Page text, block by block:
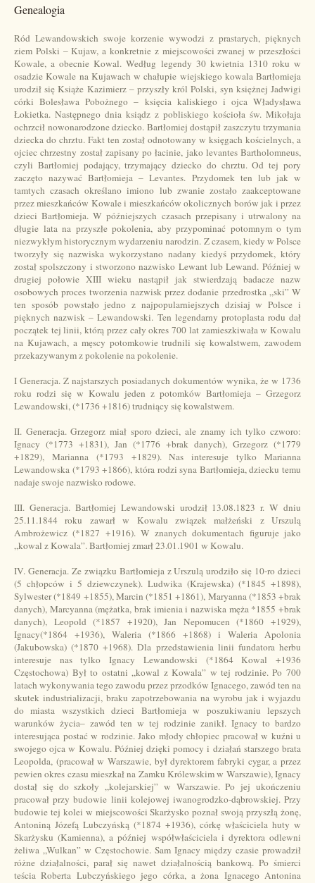
Genealogia
Ród Lewandowskich swoje korzenie wywodzi z prastarych, pięknych
ziem Polski – Kujaw, a konkretnie z miejscowości zwanej w przeszłości
Kowale, a obecnie Kowal. Według legendy 30 kwietnia 1310 roku w
osadzie Kowale na Kujawach w chałupie wiejskiego kowala Bartłomieja
urodził się Książe Kazimierz – przyszły król Polski, syn księżnej Jadwigi
córki Bolesława Pobożnego – księcia kaliskiego i ojca Władysława
Łokietka. Następnego dnia ksiądz z pobliskiego kościoła św. Mikołaja
ochrzcił nowonarodzone dziecko. Bartłomiej dostąpił zaszczytu trzymania
dziecka do chrztu. Fakt ten został odnotowany w księgach kościelnych, a
ojciec chrzestny został zapisany po łacinie, jako levantes Bartholomneus,
czyli Bartłomiej podający, trzymający dziecko do chrztu. Od tej pory
zaczęto nazywać Bartłomieja – Levantes. Przydomek ten lub jak w
tamtych czasach określano imiono lub zwanie zostało zaakceptowane
przez mieszkańców Kowale i mieszkańców okolicznych borów jak i przez
dzieci Bartłomieja. W późniejszych czasach przepisany i utrwalony na
długie lata na przyszłe pokolenia, aby przypominać potomnym o tym
niezwykłym historycznym wydarzeniu narodzin. Z czasem, kiedy w Polsce
tworzyły się nazwiska wykorzystano nadany kiedyś przydomek, który
został spolszczony i stworzono nazwisko Lewant lub Lewand. Później w
drugiej połowie XIII wieku nastąpił jak stwierdzają badacze nazw
osobowych proces tworzenia nazwisk przez dodanie przedrostka „ski” W
ten sposób powstało jedno z najpopularniejszych dzisiaj w Polsce i
pięknych nazwisk – Lewandowski. Ten legendarny protoplasta rodu dał
początek tej linii, którą przez cały okres 700 lat zamieszkiwała w Kowalu
na Kujawach, a męscy potomkowie trudnili się kowalstwem, zawodem
przekazywanym z pokolenie na pokolenie.
I Generacja. Z najstarszych posiadanych dokumentów wynika, że w 1736
roku rodzi się w Kowalu jeden z potomków Bartłomieja – Grzegorz
Lewandowski, (*1736 +1816) trudniący się kowalstwem.
II. Generacja. Grzegorz miał sporo dzieci, ale znamy ich tylko czworo:
Ignacy (*1773 +1831), Jan (*1776 +brak danych), Grzegorz (*1779
+1829), Marianna (*1793 +1829). Nas interesuje tylko Marianna
Lewandowska (*1793 +1866), która rodzi syna Bartłomieja, dziecku temu
nadaje swoje nazwisko rodowe.
III. Generacja. Bartłomiej Lewandowski urodził 13.08.1823 r. W dniu
25.11.1844 roku zawarł w Kowalu związek małżeński z Urszulą
Ambrożewicz (*1827 +1916). W znanych dokumentach figuruje jako
„kowal z Kowala”. Bartłomiej zmarł 23.01.1901 w Kowalu.
IV. Generacja. Ze związku Bartłomieja z Urszulą urodziło się 10-ro dzieci
(5 chłopców i 5 dziewczynek). Ludwika (Krajewska) (*1845 +1898),
Sylwester (*1849 +1855), Marcin (*1851 +1861), Maryanna (*1853 +brak
danych), Marcyanna (mężatka, brak imienia i nazwiska męża *1855 +brak
danych), Leopold (*1857 +1920), Jan Nepomucen (*1860 +1929),
Ignacy(*1864 +1936), Waleria (*1866 +1868) i Waleria Apolonia
(Jakubowska) (*1870 +1968). Dla przedstawienia linii fundatora herbu
interesuje nas tylko Ignacy Lewandowski (*1864 Kowal +1936
Częstochowa) Był to ostatni „kowal z Kowala” w tej rodzinie. Po 700
latach wykonywania tego zawodu przez przodków Ignacego, zawód ten na
skutek industrializacji, braku zapotrzebowania na wyrobu jak i wyjazdu
do miasta wszystkich dzieci Bartłomieja w poszukiwaniu lepszych
warunków życia– zawód ten w tej rodzinie zanikł. Ignacy to bardzo
interesująca postać w rodzinie. Jako młody chłopiec pracował w kuźni u
swojego ojca w Kowalu. Później dzięki pomocy i działań starszego brata
Leopolda, (pracował w Warszawie, był dyrektorem fabryki cygar, a przez
pewien okres czasu mieszkał na Zamku Królewskim w Warszawie), Ignacy
dostał się do szkoły „kolejarskiej” w Warszawie. Po jej ukończeniu
pracował przy budowie linii kolejowej iwanogrodzko-dąbrowskiej. Przy
budowie tej kolei w miejscowości Skarżysko poznał swoją przyszłą żonę,
Antoniną Józefą Lubczyńską (*1874 +1936), córkę właściciela huty w
Skarżysku (Kamienna), a później współwłaściciela i dyrektora odlewni
żeliwa „Wulkan” w Częstochowie. Sam Ignacy między czasie prowadził
różne działalności, parał się nawet działalnością bankową. Po śmierci
teścia Roberta Lubczyńskiego jego córka, a żona Ignacego Antonina